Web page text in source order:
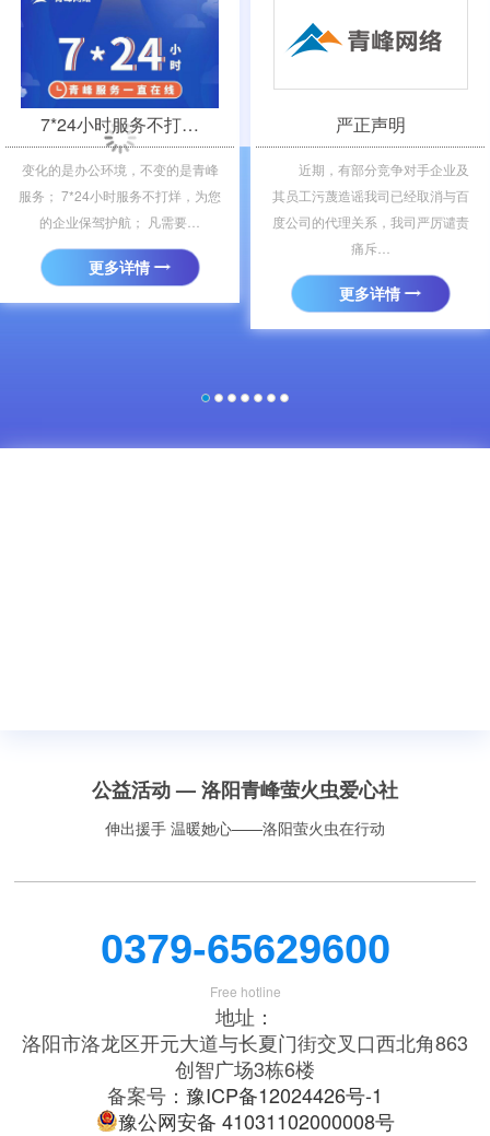
7*24小时服务不打…
变化的是办公环境，不变的是青峰
服务； 7*24小时服务不打烊，为您
的企业保驾护航； 凡需要…
更多详情
严正声明
近期，有部分竞争对手企业及
其员工污蔑造谣我司已经取消与百
度公司的代理关系，我司严厉谴责
痛斥…
更多详情
公益活动 — 洛阳青峰萤火虫爱心社
伸出援手 温暖她心——洛阳萤火虫在行动
0379-65629600
Free hotline
地址：
洛阳市洛龙区开元大道与长夏门街交叉口西北角863
创智广场3栋6楼
备案号： 豫ICP备12024426号-1
豫公网安备 41031102000008号